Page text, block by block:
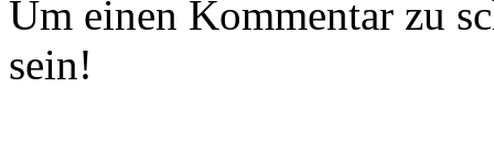
Um einen Kommentar zu
sein!